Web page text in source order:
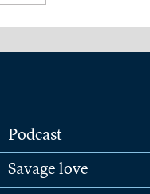
Podcast
Savage love